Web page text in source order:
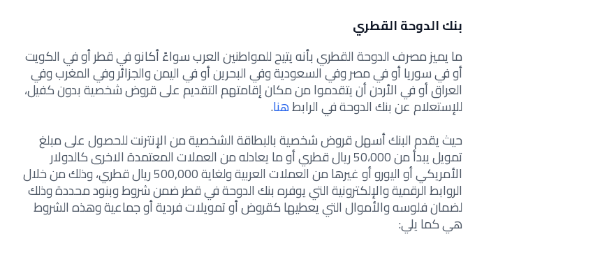
بنك الدوحة القطري
ما يميز مصرف الدوحة القطري بأنه يتيح للمواطنين العرب سواءً أكانو في قطر أو في الكويت
أو في سوريا أو في مصر وفي السعودية وفي البحرين أو في اليمن والجزائر وفي المغرب وفي
العراق أو في الأردن أن يتقدموا من مكان إقامتهم التقديم على قروض شخصية بدون كفيل،
للإستعلام عن بنك الدوحة في الرابطهنا.
حيث يقدم البنك أسهل قروض شخصية بالبطاقة الشخصية من الإنترنت للحصول على مبلغ
تمويل يبدأ من 50،000 ريال قطري أو ما يعادله من العملات المعتمدة الاخرى كالدولار
الأمريكي أو اليورو أو غيرها من العملات العربية ولغاية 500,000 ريال قطري، وذلك من خلال
الروابط الرقمية والإلكترونية التي يوفره بنك الدوحة في قطر ضمن شروط وبنود محددة وذلك
لضمان فلوسه والأموال التي يعطيها كقروض أو تمويلات فردية أو جماعية وهذه الشروط
هي كما يلي: